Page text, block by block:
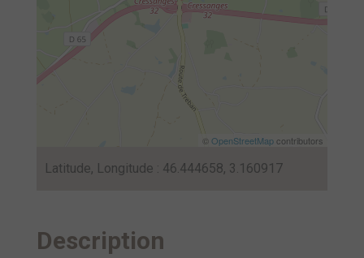
© OpenStreetMapcontributors
Latitude, Longitude : 46.444658, 3.160917
Description